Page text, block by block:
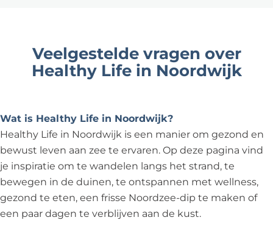
Veelgestelde vragen over
Healthy Life in Noordwijk
Wat is Healthy Life in Noordwijk?
Healthy Life in Noordwijk is een manier om gezond en
bewust leven aan zee te ervaren. Op deze pagina vind
je inspiratie om te wandelen langs het strand, te
bewegen in de duinen, te ontspannen met wellness,
gezond te eten, een frisse Noordzee-dip te maken of
een paar dagen te verblijven aan de kust.